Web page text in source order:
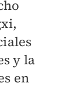
y la
en